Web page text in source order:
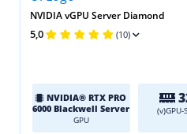
NVIDIA vGPU Server Diamond
5,0 (10)
NVIDIA® RTX PRO
6000 Blackwell Server
GPU